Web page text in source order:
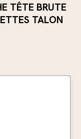
TÊTE BRUTE
TALON